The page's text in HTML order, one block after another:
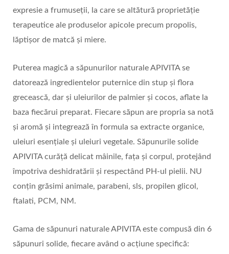
expresie a frumuseții, la care se altătură proprietăție
terapeutice ale produselor apicole precum propolis,
lăptișor de matcă și miere.
Puterea magică a săpunurilor naturale APIVITA se
datorează ingredientelor puternice din stup și flora
grecească, dar și uleiurilor de palmier și cocos, aflate la
baza fiecărui preparat. Fiecare săpun are propria sa notă
și aromă și integrează în formula sa extracte organice,
uleiuri esențiale și uleiuri vegetale. Săpunurile solide
APIVITA curăță delicat mâinile, fața și corpul, protejând
împotriva deshidratării și respectând PH-ul pielii. NU
conțin grăsimi animale, parabeni, sls, propilen glicol,
ftalati, PCM, NM.
Gama de săpunuri naturale APIVITA este compusă din 6
săpunuri solide, fiecare având o acțiune specifică: